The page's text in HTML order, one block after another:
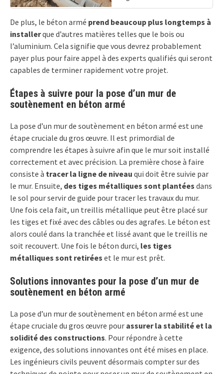
De plus, le béton armé prend beaucoup plus longtemps à
installerque d’autres matières telles que le bois ou
l’aluminium. Cela signifie que vous devrez probablement
payer plus pour faire appel à des experts qualifiés qui seront
capables de terminer rapidement votre projet.
Étapes à suivre pour la pose d’un mur de
soutènement en béton armé
La pose d’un mur de soutènement en béton armé est une
étape cruciale du gros œuvre. Il est primordial de
comprendre les étapes à suivre afin que le mur soit installé
correctement et avec précision. La première chose à faire
consiste à tracer la ligne de niveau qui doit être suivie par
le mur. Ensuite, des tiges métalliques sont plantées dans
le sol pour servir de guide pour tracer les travaux du mur.
Une fois cela fait, un treillis métallique peut être placé sur
les tiges et fixé avec des câbles ou des agrafes. Le béton est
alors coulé dans la tranchée et lissé avant que le treillis ne
soit recouvert. Une fois le béton durci, les tiges
métalliques sont retirées et le mur est prêt.
Solutions innovantes pour la pose d’un mur de
soutènement en béton armé
La pose d’un mur de soutènement en béton armé est une
étape cruciale du gros œuvre pour assurer la stabilité et la
solidité des constructions. Pour répondre à cette
exigence, des solutions innovantes ont été mises en place.
Les ingénieurs civils peuvent désormais compter sur des